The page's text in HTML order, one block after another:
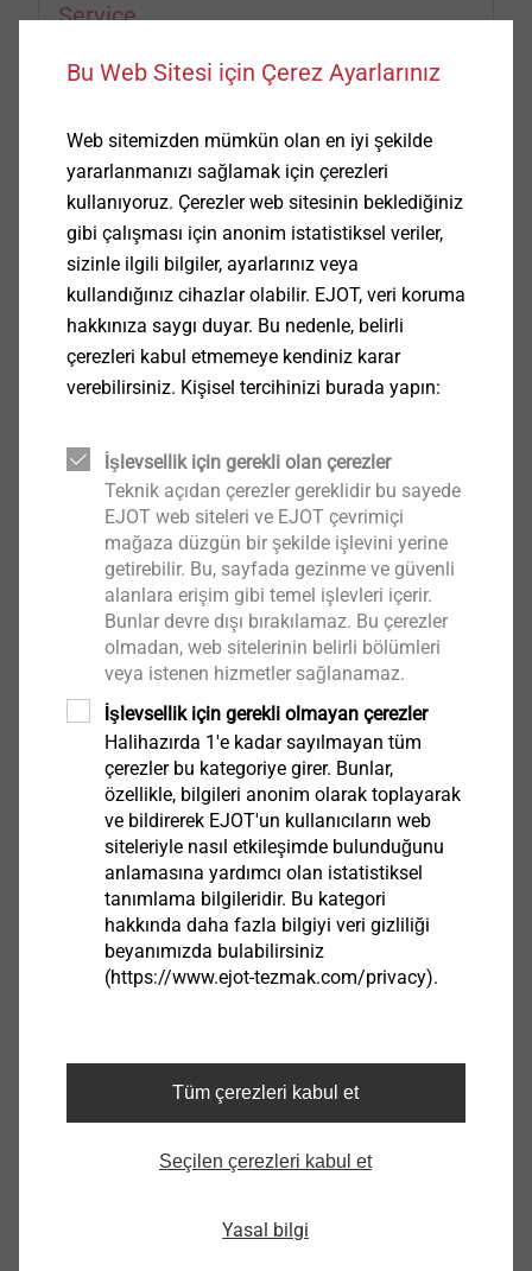
Service
We offer a wide range of services from feasibility
production...
EJOWELD®Services
EJOWELD®Application Check
Our EJOWELD® Application Check gives you a
first general result about the feasibility of your
joining task. Click here for a registration and log-
Go to CAD Data
Bu Web Sitesi için Çerez Ayarlarınız
Web sitemizden mümkün olan en iyi şekilde
yararlanmanızı sağlamak için çerezleri
kullanıyoruz. Çerezler web sitesinin beklediğiniz
gibi çalışması için anonim istatistiksel veriler,
sizinle ilgili bilgiler, ayarlarınız veya
kullandığınız cihazlar olabilir. EJOT, veri koruma
hakkınıza saygı duyar. Bu nedenle, belirli
çerezleri kabul etmemeye kendiniz karar
verebilirsiniz. Kişisel tercihinizi burada yapın:
İşlevsellik için gerekli olan çerezler
Teknik açıdan çerezler gereklidir bu sayede
EJOT web siteleri ve EJOT çevrimiçi
mağaza düzgün bir şekilde işlevini yerine
getirebilir. Bu, sayfada gezinme ve güvenli
alanlara erişim gibi temel işlevleri içerir.
Bunlar devre dışı bırakılamaz. Bu çerezler
olmadan, web sitelerinin belirli bölümleri
veya istenen hizmetler sağlanamaz.
İşlevsellik için gerekli olmayan çerezler
Halihazırda 1'e kadar sayılmayan tüm
çerezler bu kategoriye girer. Bunlar,
özellikle, bilgileri anonim olarak toplayarak
ve bildirerek EJOT'un kullanıcıların web
siteleriyle nasıl etkileşimde bulunduğunu
anlamasına yardımcı olan istatistiksel
tanımlama bilgileridir. Bu kategori
hakkında daha fazla bilgiyi veri gizliliği
beyanımızda bulabilirsiniz
(https://www.ejot-tezmak.com/privacy).
Tüm çerezleri kabul et
Seçilen çerezleri kabul et
Yasal bilgi